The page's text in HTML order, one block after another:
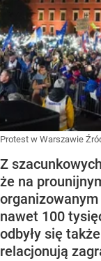
Protest w Warszawie
Z
że na
organizowanym
nawet 100
odbyły się
relacjonują